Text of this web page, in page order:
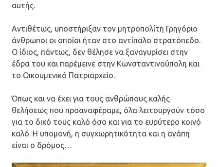
αυτής.
Αντιθέτως, υποστήριξαν τον μητροπολίτη Γρηγόριο
άνθρωποι οι οποίοι ήταν στο αντίπαλο στρατόπεδο.
Ο ίδιος, πάντως, δεν θέλησε να ξαναγυρίσει στην
έδρα του και παρέμεινε στην Κωνσταντινούπολη και
το Οικουμενικό Πατριαρχείο.
Όπως και να έχει για τους ανθρώπους καλής
θελήσεως που προαναφέραμε, όλα λειτουργούν τόσο
για το δικό τους καλό όσο και για το ευρύτερο κοινό
καλό. Η υπομονή, η συγχωρητικότητα και η αγάπη
είναι ο δρόμος…